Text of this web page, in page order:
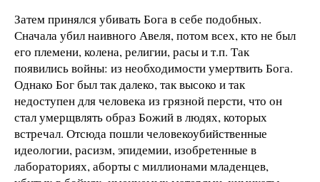
Затем принялся убивать Бога в себе подобных.
Сначала убил наивного Авеля, потом всех, кто не был
его племени, колена, религии, расы и т.п. Так
появились войны: из необходимости умертвить Бога.
Однако Бог был так далеко, так высоко и так
недоступен для человека из грязной персти, что он
стал умерщвлять образ Божий в людях, которых
встречал. Отсюда пошли человекоубийственные
идеологии, расизм, эпидемии, изобретенные в
лабораториях, аборты с миллионами младенцев,